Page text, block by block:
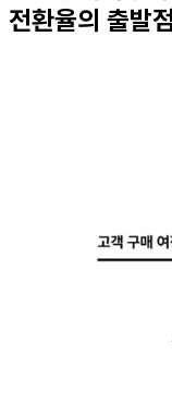
전환율의 출발점